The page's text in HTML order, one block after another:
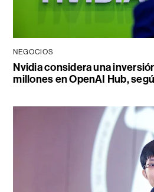
NEGOCIOS
Nvidia considera una
millones en OpenAI Hub,